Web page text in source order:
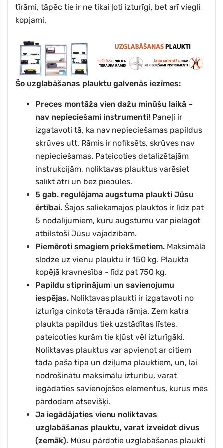
tīrāmi, tāpēc tie ir ne tikai ļoti izturīgi, bet arī viegli
kopjami.
Šo uzglabāšanas plauktu galvenās iezīmes:
Preces montāža vien dažu minūšu laikā –
nav nepieciešami instrumenti! Paneļi ir
izgatavoti tā, ka nav nepieciešamas papildus
skrūves utt. Rāmis ir nofiksēts, skrūves nav
nepieciešamas. Pateicoties detalizētajām
instrukcijām, noliktavas plauktus varēsiet
salikt ātri un bez piepūles.
5 gab. regulējama augstuma plaukti Jūsu
ērtībai. Šajos saliekamajos plauktos ir līdz pat
5 nodalījumiem, kuru augstumu var pielāgot
atbilstoši Jūsu vajadzībām.
Piemēroti smagiem priekšmetiem. Maksimālā
slodze uz vienu plauktu ir 150 kg. Plaukta
kopējā kravnesība - līdz pat 750 kg.
Papildu stiprinājumi un savienojumu
iespējas. Noliktavas plaukti ir izgatavoti no
izturīga cinkota tērauda rāmja. Zem katra
plaukta papildus tiek uzstādītas līstes,
pateicoties kurām tie kļūst vēl izturīgāki.
Noliktavas plauktus var apvienot ar citiem
tāda paša tipa un dziļuma plauktiem, un, lai
nodrošinātu maksimālu izturību, varat
iegādāties savienojošos elementus, kurus mēs
pārdodam atsevišķi.
Ja iegādājaties vienu noliktavas
uzglabāšanas plauktu, varat izveidot divus
(zemāk). Mūsu pārdotie uzglabāšanas plaukti